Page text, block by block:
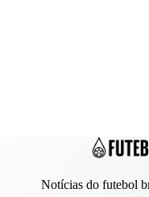
Notícias do futebol